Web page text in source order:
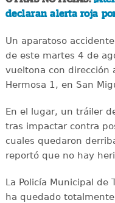
declaran alerta roja
Un aparatoso
de este martes 4 de
vueltona con dirección
Hermosa 1, en San
En el lugar, un tráiler
tras impactar contra
cuales quedaron
reportó que no hay
La Policía Municipal de
ha quedado